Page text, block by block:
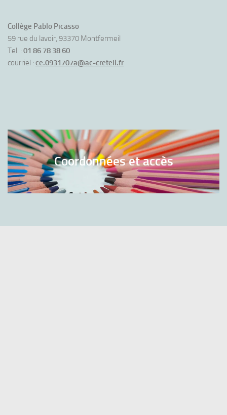
Collège Pablo Picasso
59 rue du lavoir, 93370 Montfermeil
Tel. : 01 86 78 38 60
courriel : ce.0931707a@ac-creteil.fr
Coordonnées et accès